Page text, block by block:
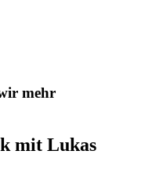
mehr
mit Lukas